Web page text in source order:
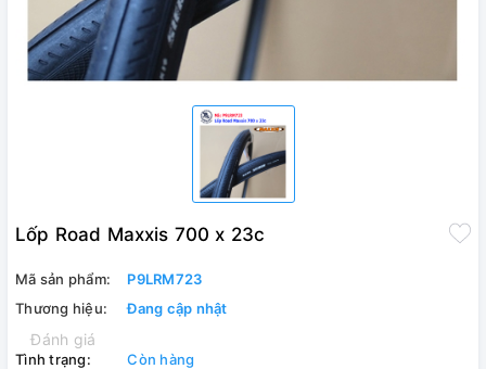
Lốp Road Maxxis 700 x 23c
Mã sản phẩm:
P9LRM723
Thương hiệu:
Đang cập nhật
Đánh giá
Tình trạng: Còn hàng